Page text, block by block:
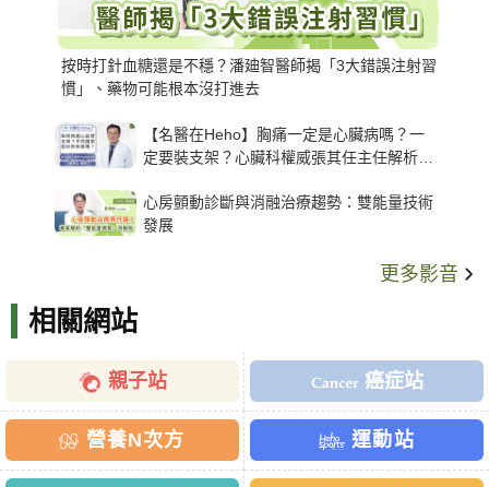
按時打針血糖還是不穩？潘廸智醫師揭「3大錯誤注射習
慣」、藥物可能根本沒打進去
【名醫在Heho】胸痛一定是心臟病嗎？一
定要裝支架？心臟科權威張其任主任解析支
心房顫動診斷與消融治療趨勢：雙能量技術
發展
更多影音
相關網站
親子站 癌症站
營養N次方 運動站